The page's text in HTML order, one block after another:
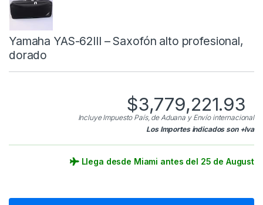
Yamaha YAS-62III – Saxofón alto profesional,
dorado
$3,779,221.93
Incluye Impuesto País, de Aduana y Envío internacional
Los Importes indicados son +Iva
Llega desde Miami antes del 25 de August